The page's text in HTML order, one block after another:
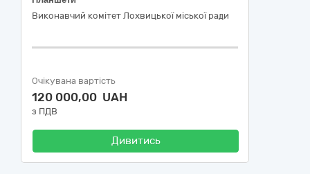
Виконавчий комітет Лохвицької міської ради
Очікувана вартість
120 000,00 UAH
з ПДВ
Дивитись